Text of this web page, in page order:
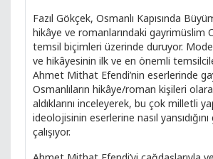
Fazıl Gökçek, Osmanlı Kapısında
hikâye ve romanlarındaki gayrimüslim
temsil biçimleri üzerinde duruyor.
ve hikâyesinin ilk ve en önemli
Ahmet Mithat Efendi’nin eserlerinde
Osmanlıların hikâye/roman kişileri
aldıklarını inceleyerek, bu çok milletli
ideolojisinin eserlerine nasıl
çalışıyor.